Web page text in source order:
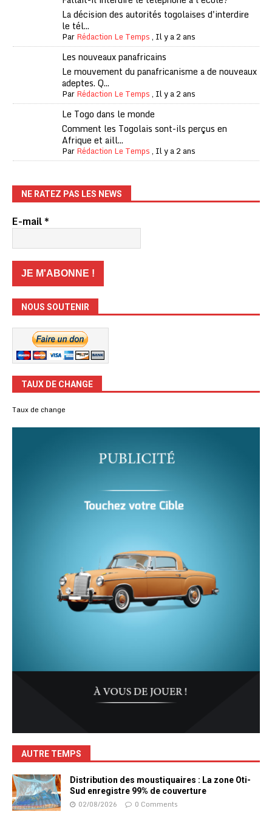
La décision des autorités togolaises d'interdire
le tél...
ParRédaction Le Temps, Il y a 2 ans
Les nouveaux panafricains
Le mouvement du panafricanisme a de nouveaux
adeptes. Q...
ParRédaction Le Temps, Il y a 2 ans
Le Togo dans le monde
Comment les Togolais sont-ils perçus en
Afrique et aill...
ParRédaction Le Temps, Il y a 2 ans
NE RATEZ PAS LES NEWS
E-mail*
NOUS SOUTENIR
TAUX DE CHANGE
Taux de change
AUTRE TEMPS
Distribution des moustiquaires : La zone Oti-
Sud enregistre 99% de couverture
02/08/2026 0 Comments